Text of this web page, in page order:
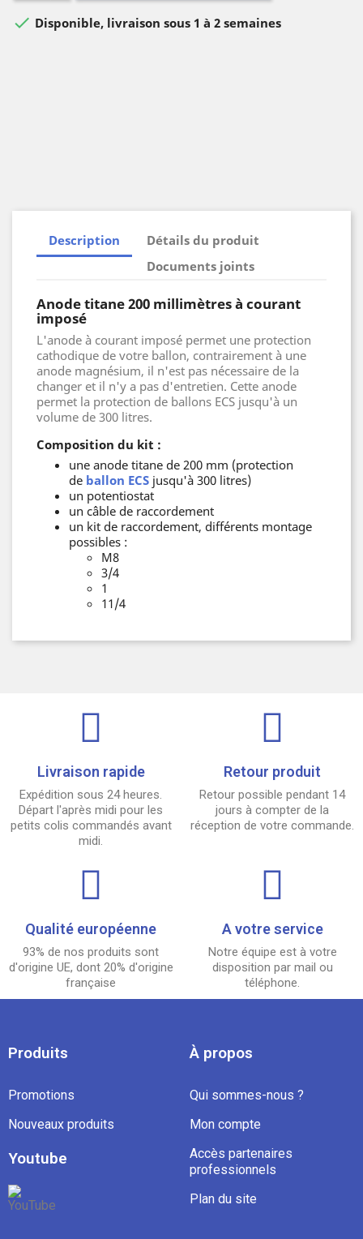
 Disponible, livraison sous 1 à 2 semaines
Description
Détails du produit
Documents joints
Anode titane 200 millimètres à courant
imposé
L'anode à courant imposé permet une protection
cathodique de votre ballon, contrairement à une
anode magnésium, il n'est pas nécessaire de la
changer et il n'y a pas d'entretien. Cette anode
permet la protection de ballons ECS jusqu'à un
volume de 300 litres.
Composition du kit :
une anode titane de 200 mm (protection
de ballon ECS jusqu'à 300 litres)
un potentiostat
un câble de raccordement
un kit de raccordement, différents montage
possibles :
M8
3/4
1
11/4
Livraison rapide
Expédition sous 24 heures.
Départ l'après midi pour les
petits colis commandés avant
midi.
Retour produit
Retour possible pendant 14
jours à compter de la
réception de votre commande.
Qualité européenne
93% de nos produits sont
d'origine UE, dont 20% d'origine
française
A votre service
Notre équipe est à votre
disposition par mail ou
téléphone.
Produits
Promotions
Nouveaux produits
Youtube
À propos
Qui sommes-nous ?
Mon compte
Accès partenaires
professionnels
Plan du site